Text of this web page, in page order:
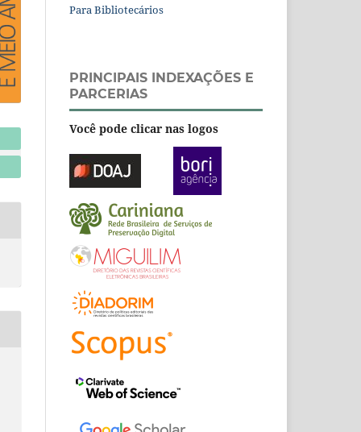
Para Bibliotecários
PRINCIPAIS INDEXAÇÕES E
PARCERIAS
Você pode clicar nas logos